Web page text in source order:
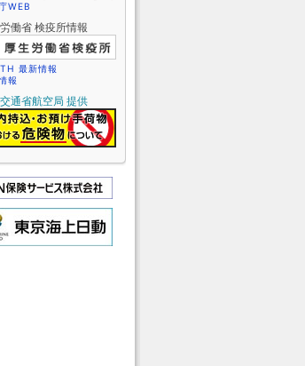
WEB
働省 検疫所情報
最新情報
報
通省航空局 提供